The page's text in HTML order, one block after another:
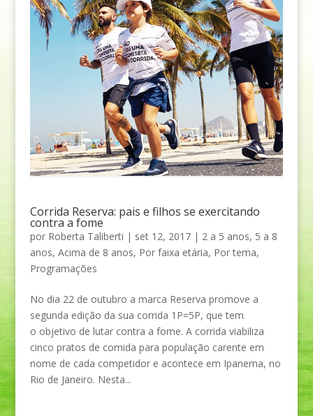
Corrida Reserva: pais e filhos se exercitando
contra a fome
por Roberta Taliberti | set 12, 2017| 2 a 5 anos, 5 a 8
anos, Acima de 8 anos, Por faixa etária, Por tema,
Programações
No dia 22 de outubro a marca Reserva promove a
segunda edição da sua corrida 1P=5P, que tem
o objetivo de lutar contra a fome. A corrida viabiliza
cinco pratos de comida para população carente em
nome de cada competidor e acontece em Ipanema, no
Rio de Janeiro. Nesta...